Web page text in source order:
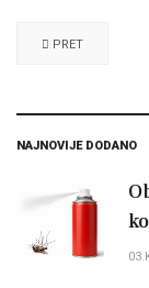
PRET
NAJNOVIJE DODANO